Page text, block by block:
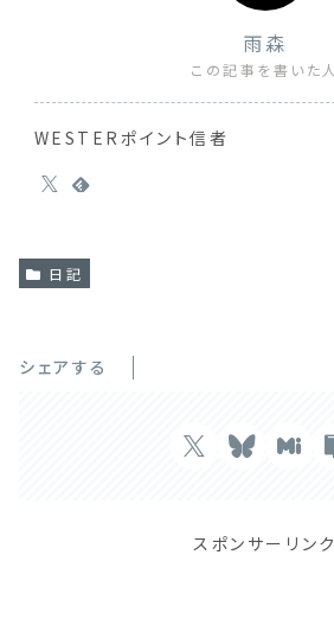
雨森
この記事を書いた人
WESTERポイント信者
日記
シェアする
スポンサーリンク